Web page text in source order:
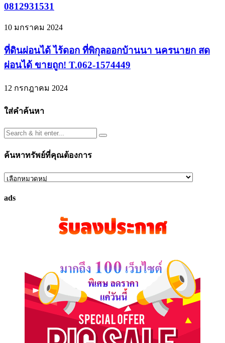
0812931531
10 มกราคม 2024
ที่ดินผ่อนได้ ไร้ดอก ที่พิกุลออกบ้านนา นครนายก สด
ผ่อนได้ ขายถูก! T.062-1574449
12 กรกฎาคม 2024
ใส่คำค้นหา
ค้นหาทรัพย์ที่คุณต้องการ
ค้นหา
ที่
ads